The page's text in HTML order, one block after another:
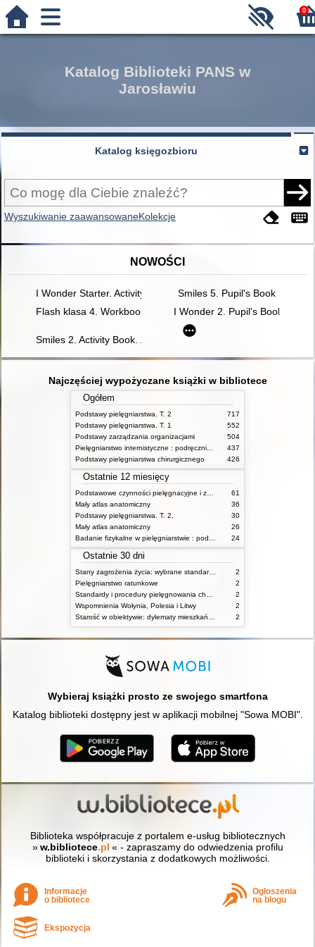
0
Katalog Biblioteki PANS w
Jarosławiu
Katalog księgozbioru
Wyszukiwanie zaawansowaneKolekcje
NOWOŚCI
I Wonder Starter. Activity Book
Smiles 5. Pupil's Book
Flash klasa 4. Workbook
I Wonder 2. Pupil's Book
Smiles 2. Activity Book. Zeszyt ćwiczeń
Najczęściej wypożyczane książki w bibliotece
Ogółem
Podstawy pielęgniarstwa. T. 2
717
Podstawy pielęgniarstwa. T. 1
552
Podstawy zarządzania organizacjami
504
437
Podstawy pielęgniarstwa chirurgicznego
426
Ostatnie 12 miesięcy
61
Mały atlas anatomiczny
36
Podstawy pielęgniarstwa. T. 2,
30
Mały atlas anatomiczny
26
24
Ostatnie 30 dni
Stany zagrożenia życia: wybrane standardy opieki i procedury postępowania pielęgniarskiego
2
Pielęgniarstwo ratunkowe
2
2
Wspomnienia Wołynia, Polesia i Litwy
2
2
Wybieraj książki prosto ze swojego smartfona
Katalog biblioteki dostępny jest w aplikacji mobilnej "Sowa MOBI".
Biblioteka współpracuje z portalem e-usług bibliotecznych
» w.bibliotece.pl « - zapraszamy do odwiedzenia profilu
biblioteki i skorzystania z dodatkowych możliwości.
Informacje
o bibliotece
Ogłoszenia
na blogu
Ekspozycja